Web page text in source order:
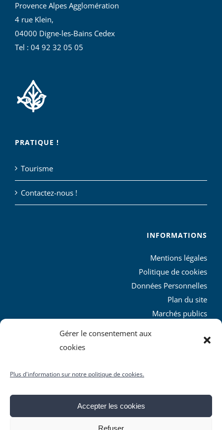
Gérer le consentement aux
cookies
Plus d'information sur notre politique de cookies.
Accepter les cookies
Refuser
Provence Alpes Agglomération
4 rue Klein,
04000 Digne-les-Bains Cedex
Tel : 04 92 32 05 05
PRATIQUE !
Tourisme
Contactez-nous !
INFORMATIONS
Mentions légales
Politique de cookies
Données Personnelles
Plan du site
Marchés publics
L’agglo recrute